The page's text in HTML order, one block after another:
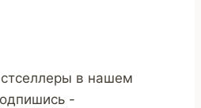
в нашем
-